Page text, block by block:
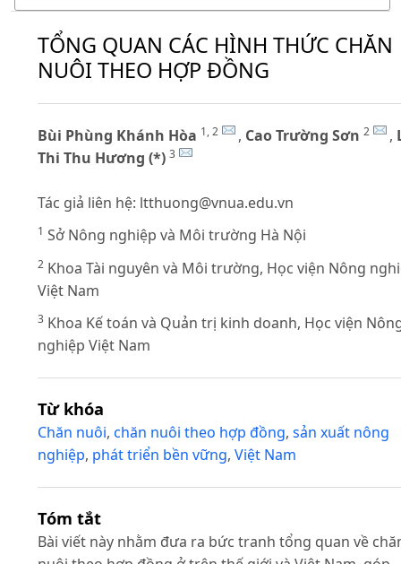
TỔNG QUAN CÁC HÌNH THỨC CHĂN
NUÔI THEO HỢP ĐỒNG
Bùi Phùng Khánh Hòa 1, 2 , Cao Trường Sơn 2 ,
Thi Thu Hương (*) 3
Tác giả liên hệ: ltthuong@vnua.edu.vn
1 Sở Nông nghiệp và Môi trường Hà Nội
2 Khoa Tài nguyên và Môi trường, Học viện Nông
Việt Nam
3 Khoa Kế toán và Quản trị kinh doanh, Học viện
nghiệp Việt Nam
Từ khóa
Chăn nuôi, chăn nuôi theo hợp đồng, sản xuất nông
nghiệp, phát triển bền vững, Việt Nam
Tóm tắt
Bài viết này nhằm đưa ra bức tranh tổng quan về